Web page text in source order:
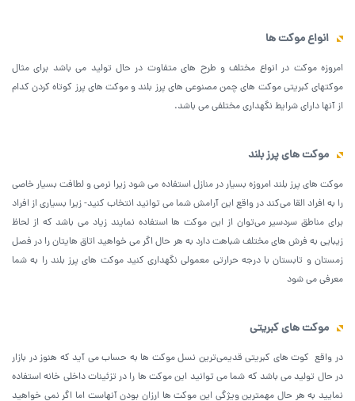
انواع موکت ها
امروزه موکت در انواع مختلف و طرح های متفاوت در حال تولید می باشد برای مثال
موکتهای کبریتی موکت های چمن مصنوعی های پرز بلند و موکت های پرز کوتاه کردن کدام
از آنها دارای شرایط نگهداری مختلفی می باشد.
موکت های پرز بلند
موکت های پرز بلند امروزه بسیار در منازل استفاده می شود زیرا نرمی و لطافت بسیار خاصی
را به افراد القا می‌کند در واقع این آرامش شما می توانید انتخاب کنید- زیرا بسیاری از افراد
برای مناطق سردسیر می‌توان از این موکت ها استفاده نمایند زیاد می باشد که از لحاظ
زیبایی به فرش های مختلف شباهت دارد به هر حال اگر می خواهید اتاق هایتان را در فصل
زمستان و تابستان با درجه حرارتی معمولی نگهداری کنید موکت های پرز بلند را به شما
معرفی می شود
موکت های کبریتی
در واقع کوت های کبریتی قدیمی‌ترین نسل موکت ها به حساب می آید که هنوز در بازار
در حال تولید می باشد که شما می توانید این موکت ها را در تزئینات داخلی خانه استفاده
نمایید به هر حال مهمترین ویژگی این موکت ها ارزان بودن آنهاست اما اگر نمی خواهید